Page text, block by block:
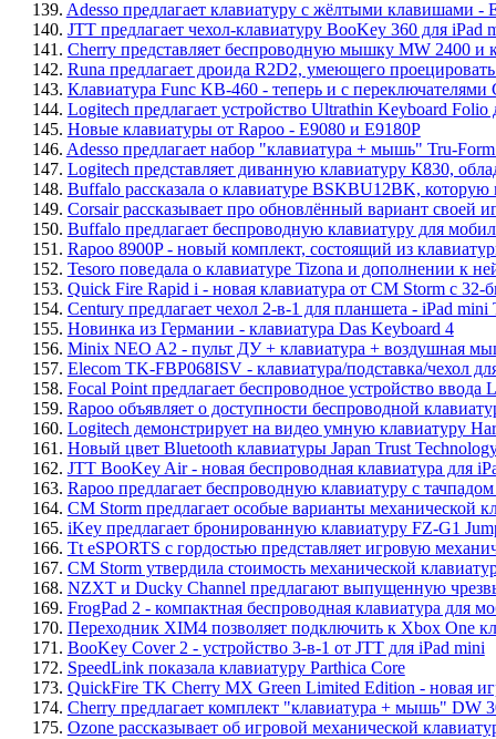
139. Adesso предлагает клавиатуру с жёлтыми клавишами
140. JTT предлагает чехол-клавиатуру BooKey 360 для iPad
141. Cherry представляет беспроводную мышку MW 2400 и
142. Runa предлагает дроида R2D2, умеющего
143. Клавиатура Func KB-460 - теперь и с
144. Logitech предлагает устройство Ultrathin Keyboard Folio
145. Новые клавиатуры от Rapoo - E9080 и E9180P
146. Adesso предлагает набор "клавиатура + мышь" Tru-
147. Logitech представляет диванную клавиатуру К830,
148. Buffalo рассказала о клавиатуре BSKBU12BK,
149. Corsair рассказывает про обновлённый вариант своей
150. Buffalo предлагает беспроводную клавиатуру для
151. Rapoo 8900P - новый комплект, состоящий из
152. Tesoro поведала о клавиатуре Tizona и дополнении к
153. Quick Fire Rapid i - новая клавиатура от CM Storm с
154. Century предлагает чехол 2-в-1 для планшета - iPad mini
155. Новинка из Германии - клавиатура Das Keyboard 4
156. Minix NEO A2 - пульт ДУ + клавиатура + воздушная
157. Elecom TK-FBP068ISV - клавиатура/подставка/чехол
158. Focal Point предлагает беспроводное устройство
159. Rapoo объявляет о доступности беспроводной
160. Logitech демонстрирует на видео умную клавиатуру
161. Новый цвет Bluetooth клавиатуры Japan Trust
162. JTT BooKey Air - новая беспроводная клавиатура для
163. Rapoo предлагает беспроводную клавиатуру с
164. CM Storm предлагает особые варианты механической
165. iKey предлагает бронированную клавиатуру FZ-G1
166. Tt eSPORTS с гордостью представляет игровую
167. CM Storm утвердила стоимость механической
168. NZXT и Ducky Channel предлагают выпущенную
169. FrogPad 2 - компактная беспроводная клавиатура для
170. Переходник XIM4 позволяет подключить к Xbox One
171. BooKey Cover 2 - устройство 3-в-1 от JTT для iPad mini
172. SpeedLink показала клавиатуру Parthica Core
173. QuickFire TK Cherry MX Green Limited Edition - новая
174. Cherry предлагает комплект "клавиатура + мышь" DW
175. Ozone рассказывает об игровой механической